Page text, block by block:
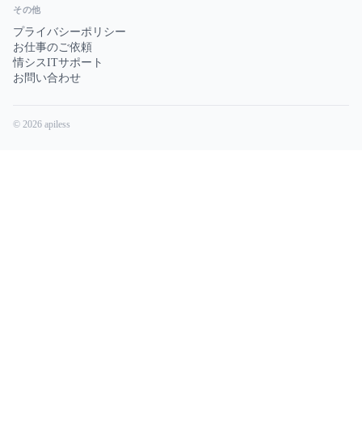
その他
プライバシーポリシー
お仕事のご依頼
情シスITサポート
お問い合わせ
© 2026 apiless